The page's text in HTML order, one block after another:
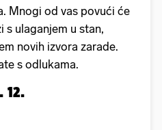
Mnogi od vas povući će
s ulaganjem u stan,
novih izvora zarade.
s odlukama.
12.